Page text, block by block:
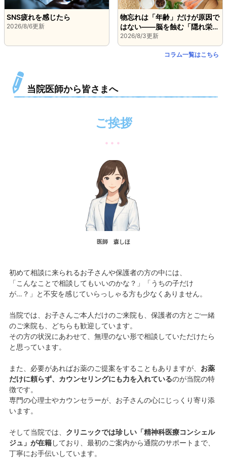
SNS疲れを感じたら
2026/8/6更新
物忘れは「年齢」だけが原因で
はない――脳を蝕む「隠れ栄養
不足」
2026/8/3更新
コラム一覧はこちら
当院医師から皆さまへ
ご挨拶
医師 森しほ
初めて相談に来られるお子さんや保護者の方の中には、
「こんなことで相談してもいいのかな？」「うちの子だけ
が…？」と不安を感じていらっしゃる方も少なくありません。
当院では、お子さんご本人だけのご来院も、保護者の方とご一緒
のご来院も、どちらも歓迎しています。
その方の状況にあわせて、無理のない形で相談していただけたら
と思っています。
また、必要があればお薬のご提案をすることもありますが、 お薬
だけに頼らず、カウンセリングにも力を入れているのが当院の特
徴です。
専門の心理士やカウンセラーが、お子さんの心にじっくり寄り添
います。
そして当院では、 クリニックでは珍しい「精神科医療コンシェル
ジュ」が在籍しており、最初のご案内から通院のサポートまで、
丁寧にお手伝いしています。